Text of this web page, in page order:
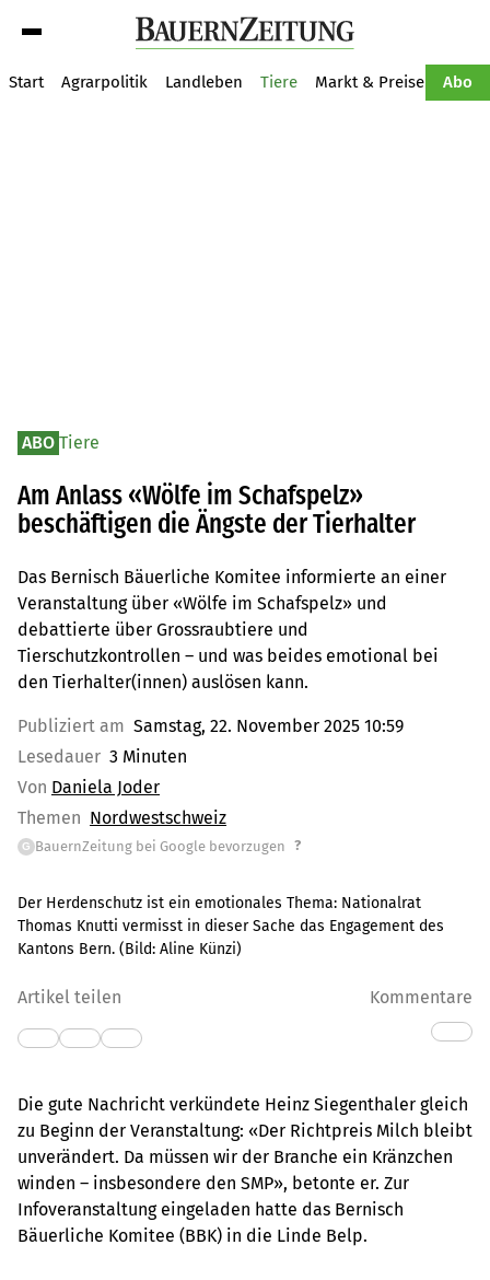
Start Agrarpolitik Landleben Tiere Markt & Preise Abo
ABO Tiere
Am Anlass «Wölfe im Schafspelz»
beschäftigen die Ängste der Tierhalter
Das Bernisch Bäuerliche Komitee informierte an einer
Veranstaltung über «Wölfe im Schafspelz» und
debattierte über Grossraubtiere und
Tierschutzkontrollen – und was beides emotional bei
den Tierhalter(innen) auslösen kann.
Publiziert am Samstag, 22. November 2025 10:59
Lesedauer 3 Minuten
Von Daniela Joder
Themen Nordwestschweiz
G BauernZeitung bei Google bevorzugen ?
Der Herdenschutz ist ein emotionales Thema: Nationalrat
Thomas Knutti vermisst in dieser Sache das Engagement des
Kantons Bern. (Bild: Aline Künzi)
Artikel teilen Kommentare
Die gute Nachricht verkündete Heinz Siegenthaler gleich
zu Beginn der Veranstaltung: «Der Richtpreis Milch bleibt
unverändert. Da müssen wir der Branche ein Kränzchen
winden – insbesondere den SMP», betonte er. Zur
Infoveranstaltung eingeladen hatte das Bernisch
Bäuerliche Komitee (BBK) in die Linde Belp.